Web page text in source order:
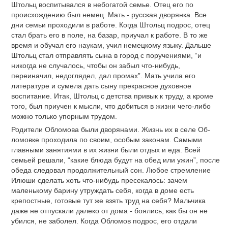
Штольц воспитывался в небогатой семье. Отец его по
происхождению был немец. Мать - русская дворянка. Все
дни семьи проходили в работе. Когда Штольц подрос, отец
стал брать его в поле, на базар, приучал к работе. В то же
время и обучал его наукам, учил немецкому языку. Дальше
Штольц стал отправлять сына в город с поручениями, “и
никогда не случалось, чтобы он забыл что-нибудь,
переиначил, недоглядел, дал промах”. Мать учила его
литературе и сумела дать сыну прекрасное духовное
воспитание. Итак, Штольц с детства привык к труду, а кроме
того, был приучен к мысли, что добиться в жизни чего-либо
можно только упорным трудом.
Родители Обломова были дворянами. Жизнь их в селе Об-
ломовке проходила по своим, особым законам. Самыми
главными занятиями в их жизни были отдых и еда. Всей
семьей решали, “какие блюда будут на обед или ужин”, после
обеда следовал продолжительный сон. Любое стремление
Илюши сделать хоть что-нибудь пресекалось: зачем
маленькому барину утруждать себя, когда в доме есть
крепостные, готовые тут же взять труд на себя? Мальчика
даже не отпускали далеко от дома - боялись, как бы он не
убился, не заболел. Когда Обломов подрос, его отдали